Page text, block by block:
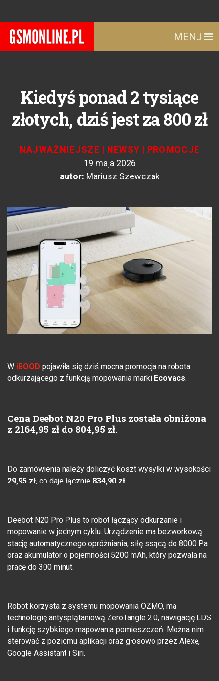
MENU
Kiedyś ponad 2 tysiące
złotych, dziś jest za 800 zł
NAJWAŻNIEJSZE | NEWSY | PROMOCJE
19 maja 2026
autor: Mariusz Szewczak
W iBOOD pojawiła się dziś mocna promocja na robota
odkurzającego z funkcją mopowania marki Ecovacs.
Cena Deebot N20 Pro Plus została obniżona
z 2164,95 zł do 804,95 zł.
Do zamówienia należy doliczyć koszt wysyłki w wysokości
29,95 zł, co daje łącznie 834,90 zł.
Deebot N20 Pro Plus to robot łączący odkurzanie i
mopowanie w jednym cyklu. Urządzenie ma bezworkową
stację automatycznego opróżniania, siłę ssącą do 8000 Pa
oraz akumulator o pojemności 5200 mAh, który pozwala na
pracę do 300 minut.
Robot korzysta z systemu mopowania OZMO, ma
technologię antysplątaniową ZeroTangle 2.0, nawigację LDS
i funkcję szybkiego mapowania pomieszczeń. Można nim
sterować z poziomu aplikacji oraz głosowo przez Alexę,
Google Assistant i Siri.